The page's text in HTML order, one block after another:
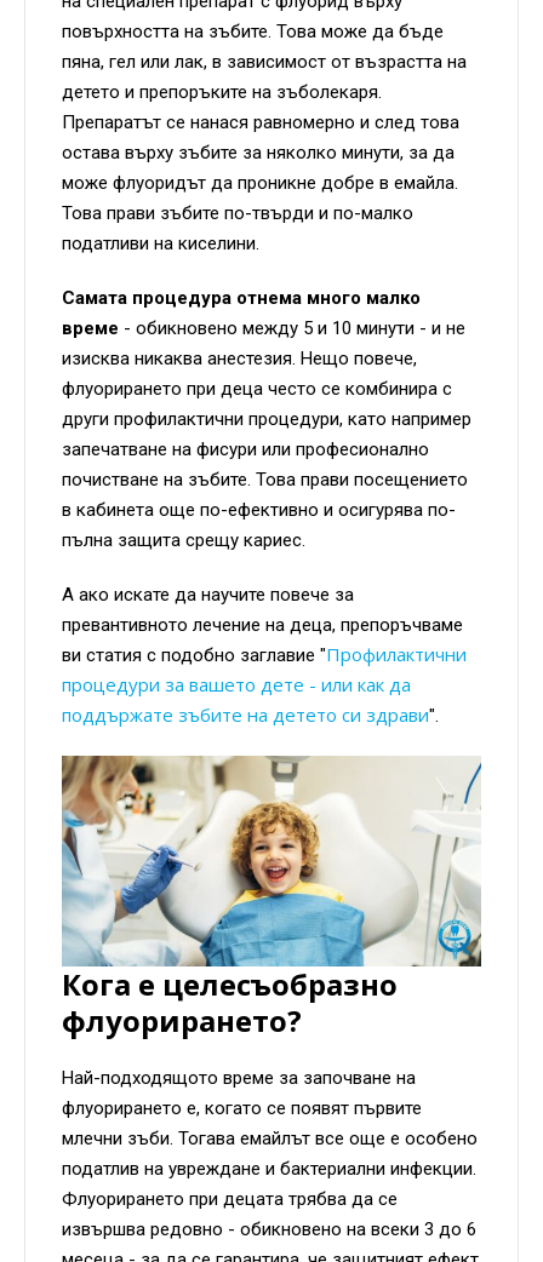
повърхността на зъбите. Това може да бъде
пяна, гел или лак, в зависимост от възрастта на
детето и препоръките на зъболекаря.
Препаратът се нанася равномерно и след това
остава върху зъбите за няколко минути, за да
може флуоридът да проникне добре в емайла.
Това прави зъбите по-твърди и по-малко
податливи на киселини.
Самата процедура отнема много малко
време - обикновено между 5 и 10 минути - и не
изисква никаква анестезия. Нещо повече,
флуорирането при деца често се комбинира с
други профилактични процедури, като например
запечатване на фисури или професионално
почистване на зъбите. Това прави посещението
в кабинета още по-ефективно и осигурява по-
пълна защита срещу кариес.
А ако искате да научите повече за
превантивното лечение на деца, препоръчваме
ви статия с подобно заглавие "Профилактични
процедури за вашето дете - или как да
поддържате зъбите на детето си здрави".
Кога е целесъобразно
флуорирането?
Най-подходящото време за започване на
флуорирането е, когато се появят първите
млечни зъби. Тогава емайлът все още е особено
податлив на увреждане и бактериални инфекции.
Флуорирането при децата трябва да се
извършва редовно - обикновено на всеки 3 до 6